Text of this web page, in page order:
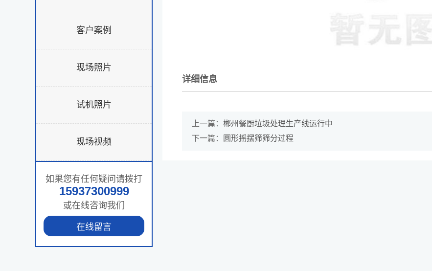
客户案例
现场照片
试机照片
现场视频
如果您有任何疑问请拨打
15937300999
或在线咨询我们
在线留言
详细信息
上一篇： 郴州餐厨垃圾处理生产线运行中
下一篇：
圆形摇摆筛筛分过程